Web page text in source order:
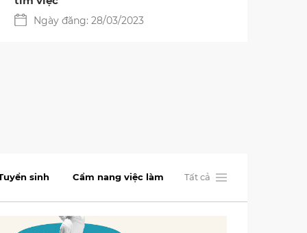
mừng kỷ niệm 01 năm chuyển
Ngày đăng: 28/03/2023
Tất cả
sinh Cẩm nang việc làm